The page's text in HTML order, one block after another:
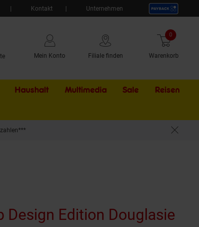
Kontakt Unternehmen
Mein Konto Filiale finden Warenkorb
0 Artikel
Haushalt Multimedia Sale Externer
Reisen
Design Edition Douglasie